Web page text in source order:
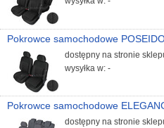
Pokrowce samochodowe
dostępny na stronie
wysyłka w: -
Pokrowce samochodowe
dostępny na stronie